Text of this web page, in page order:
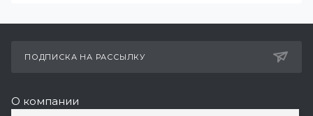
ПОДПИСКА НА РАССЫЛКУ
О компании